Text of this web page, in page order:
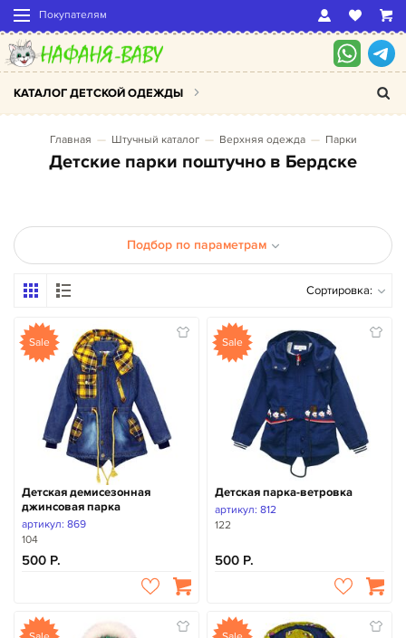
Покупателям
КАТАЛОГ ДЕТСКОЙ ОДЕЖДЫ
Главная Штучный каталог Верхняя одежда Парки
Детские парки поштучно в Бердске
Подбор по параметрам
Сортировка:
Sale
Детская демисезонная
джинсовая парка
артикул: 869
104
500
Sale
Детская парка-ветровка
артикул: 812
122
500